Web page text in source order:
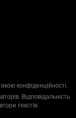
конфіденційності.
Відповідальність
текстів.